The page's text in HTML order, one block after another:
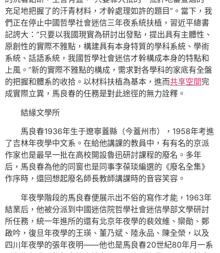
充足地把握了的汗青材料，才幹處理如許的題目”。當下，我
們正在停止中國哲學社會迷信三年夜系統扶植，習近平總書
記誇大：“只要以我國現實為研討出發點，提出具有主體性、
原創性的實際不雅點，構建具有本身特質的學科系統、學術
系統、話語系統，我國哲學社會迷信才幹構成本身的特點和
上風。”新的實際不雅點的構成，需求對各學科的家底有全盤
的把握和體系的收拾。以材料扶植為基本，進而共享空間完
成實際立異，馬良春的任務是對此途徑的無力詮釋。
結緣文學所
馬良春1936年生于遼寧蓋縣（今蓋州市），1958年考進
了吉林年夜學中文系。在給他講課的教員中，有有名的京派
作家也是最早一批在高校開設魯迅研討課程的廢名。多年
后，馬良春為他的同窗也是同事李葆琰編選的《廢名全集》
作序時，還回想起廢名師長教師講課時的音容笑容。
年夜學階段的馬良春便展示出不俗的寫作才能，1963年
結業后，他被分派到中國迷信院哲學社會迷信學部文學研討
所任務，統一年進所的還有北京年夜學的裴效維、欒勛、鄭
啟吟，復旦年夜學的王瑛、董乃斌、陸永品、陳全榮，以及
四川年夜學的張年夜明——他也是馬良春20世紀80年月一系